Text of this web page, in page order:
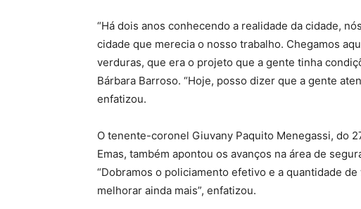
“Há dois anos conhecendo a realidade da cidade,
cidade que merecia o nosso trabalho. Chegamos
verduras, que era o projeto que a gente tinha
Bárbara Barroso. “Hoje, posso dizer que a gente
enfatizou.
O tenente-coronel Giuvany Paquito Menegassi, do
Emas, também apontou os avanços na área de
“Dobramos o policiamento efetivo e a quantidade
melhorar ainda mais”, enfatizou.